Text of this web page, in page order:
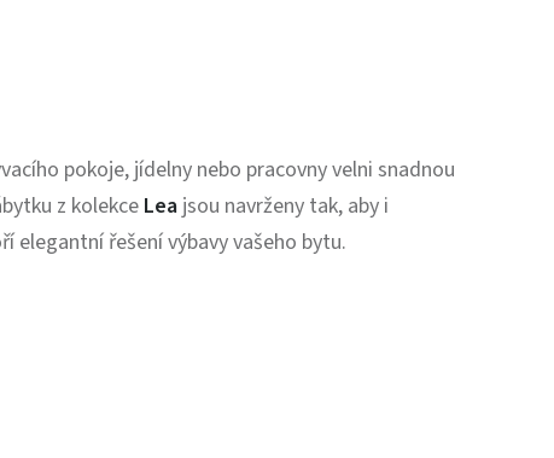
pokoje, jídelny nebo pracovny velni snadnou
z kolekce Lea jsou navrženy tak, aby i
elegantní řešení výbavy vašeho bytu.